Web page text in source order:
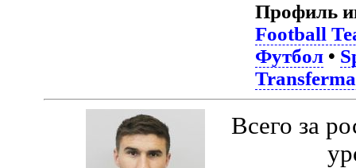
Профиль
Football
Футбол•
Всего за